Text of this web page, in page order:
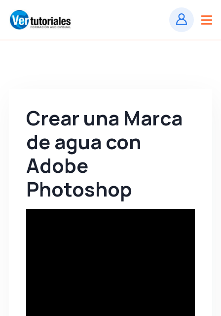
Crear una Marca
de agua con
Adobe
Photoshop